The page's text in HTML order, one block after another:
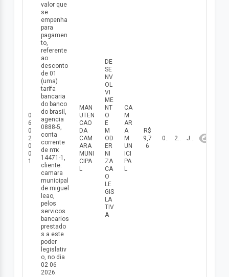
0
6
0
2
0
0
1
valor que
se
empenha
para
pagamen
to,
referente
ao
desconto
de 01
(uma)
tarifa
bancaria
do banco
do brasil,
agencia
0888-5,
conta
corrente
de nтк
14471-1,
cliente:
camara
municipal
de miguel
leao,
pelos
servicos
bancarios
prestado
s a este
poder
legislativ
o, no dia
02 06
2026.
MAN
UTEN
CAO
DA
CAM
ARA
MUNI
CIPA
L
DE
SE
NV
OL
VI
ME
NT
O
E
M
OD
ER
NI
ZA
CA
O
LE
GIS
LA
TIV
A
CA
M
AR
A
M
UN
ICI
PA
L
R$
9,7
6
02/06/2026 2026 Junho